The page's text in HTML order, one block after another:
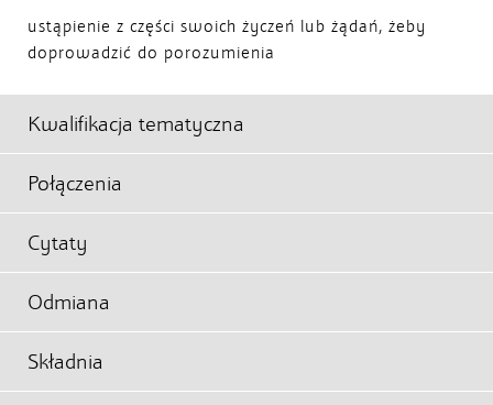
ustąpienie z części swoich życzeń lub żądań, żeby
doprowadzić do porozumienia
Kwalifikacja tematyczna
Połączenia
Cytaty
Odmiana
Składnia